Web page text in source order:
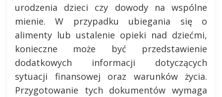
urodzenia dzieci czy dowody na wspólne
mienie. W przypadku ubiegania się o
alimenty lub ustalenie opieki nad dziećmi,
konieczne może być przedstawienie
dodatkowych informacji dotyczących
sytuacji finansowej oraz warunków życia.
Przygotowanie tych dokumentów wymaga